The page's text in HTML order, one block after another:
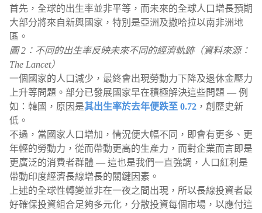
首先，全球的出生率並非平等，而未來的全球人口增長預期
大部分將來自新興國家，特別是亞洲及撒哈拉以南非洲地
區。
圖 2：不同的出生率反映未來不同的經濟軌跡（資料來源：
The Lancet）
一個國家的人口減少，最終會出現勞動力下降及退休金壓力
上升等問題。部分已發展國家早在積極解決這些問題 — 例
如：韓國，原因是其出生率於去年便跌至 0.72 ，創歷史新
低。
不過，當國家人口增加，情況便大幅不同，即會有更多、更
年輕的勞動力，從而帶動更高的生產力，而對企業而言即是
更廣泛的消費者群體 — 這也是我們一直強調，人口紅利是
帶動印度經濟長線增長的關鍵因素。
上述的全球性轉變並非在一夜之間出現，所以長線投資者最
好確保投資組合足夠多元化，分散投資每個市場，以應付這